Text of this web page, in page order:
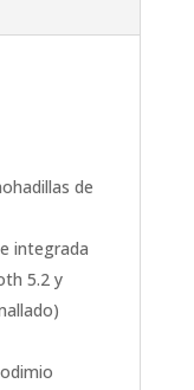
de
integrada
5.2 y